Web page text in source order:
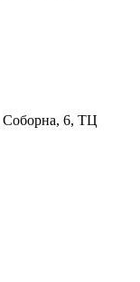
Соборна, 6, ТЦ